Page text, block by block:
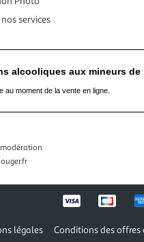
services
alcooliques aux mineurs de
moment de la vente en ligne.
modération
légales Conditions des